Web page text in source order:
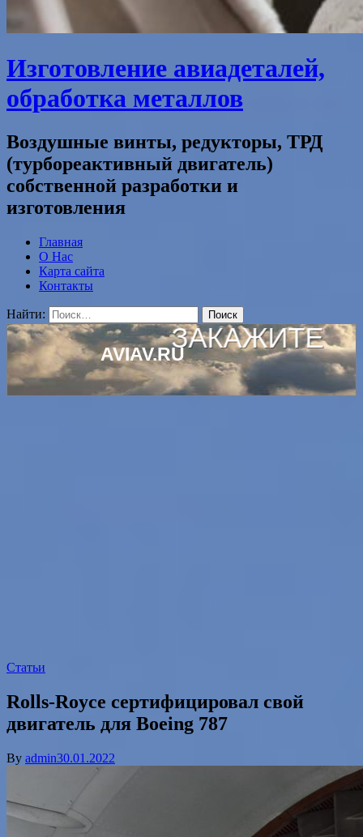
Изготовление авиадеталей,
обработка металлов
Воздушные винты, редукторы, ТРД
(турбореактивный двигатель)
собственной разработки и
изготовления
Главная
О Нас
Карта сайта
Контакты
Найти:
Статьи
Rolls-Royce сертифицировал свой
двигатель для Boeing 787
By admin30.01.2022